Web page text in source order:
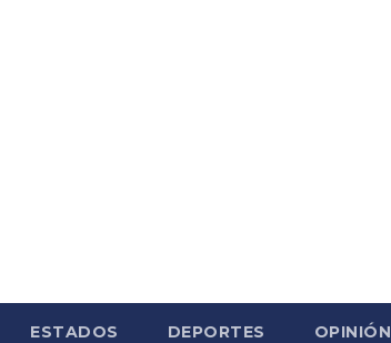
ESTADOS DEPORTES OPINIÓN